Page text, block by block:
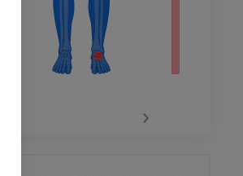
›